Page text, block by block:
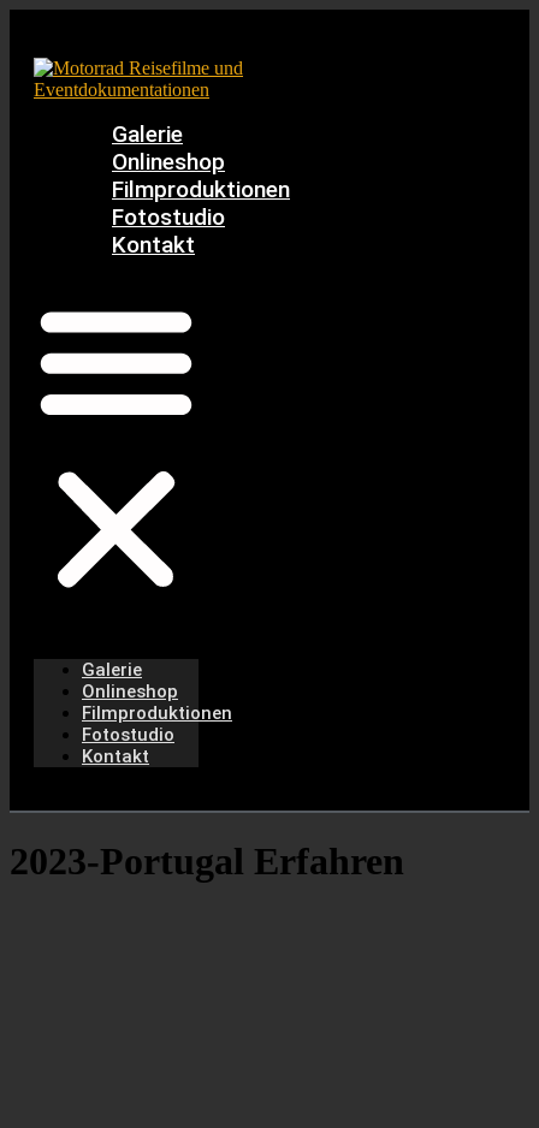
springen
Galerie
Onlineshop
Filmproduktionen
Fotostudio
Kontakt
Galerie
Onlineshop
Filmproduktionen
Fotostudio
Kontakt
2023-Portugal Erfahren